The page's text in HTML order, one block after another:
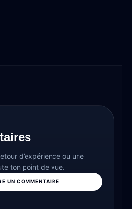
d’expérience ou une
ton point de vue.
UN COMMENTAIRE